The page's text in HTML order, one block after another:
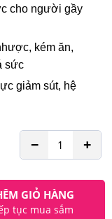
cho người gầy
kém ăn,
sức
giảm sút, hệ
+
−
GIỎ HÀNG
tục mua sắm